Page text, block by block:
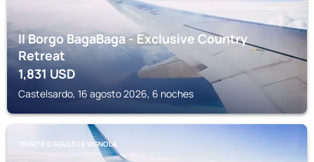
Il Borgo BagaBaga - Exclusive Country
Retreat
1,831USD
Castelsardo, 16 agosto 2026, 6 noches
TRINITŔ D'AGULTU E VIGNOLA